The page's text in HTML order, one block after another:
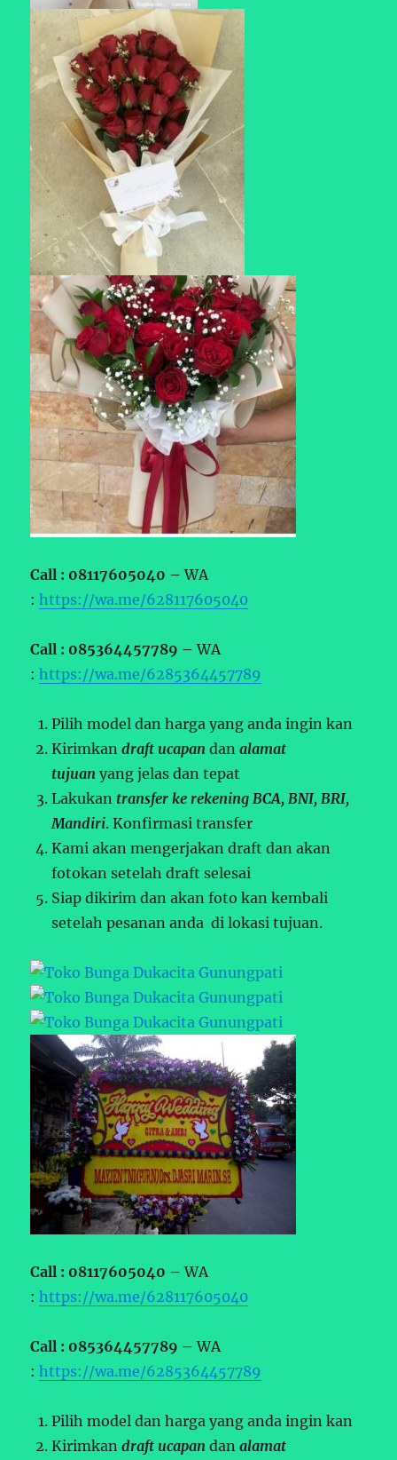
Call : 08117605040 –WA
:https://wa.me/628117605040
Call : 085364457789 –WA
:https://wa.me/6285364457789
Pilih model dan harga yang anda ingin kan
Kirimkandraft ucapan danalamat
tujuan yang jelas dan tepat
Lakukan transfer ke rekening BCA, BNI, BRI,
Mandiri. Konfirmasi transfer
Kami akan mengerjakan draft dan akan
fotokan setelah draft selesai
Siap dikirim dan akan foto kan kembali
setelah pesanan anda di lokasi tujuan.
Call : 08117605040 –WA
:https://wa.me/628117605040
Call : 085364457789 –WA
:https://wa.me/6285364457789
Pilih model dan harga yang anda ingin kan
Kirimkandraft ucapan danalamat